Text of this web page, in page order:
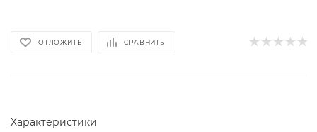
ОТЛОЖИТЬ СРАВНИТЬ
Характеристики